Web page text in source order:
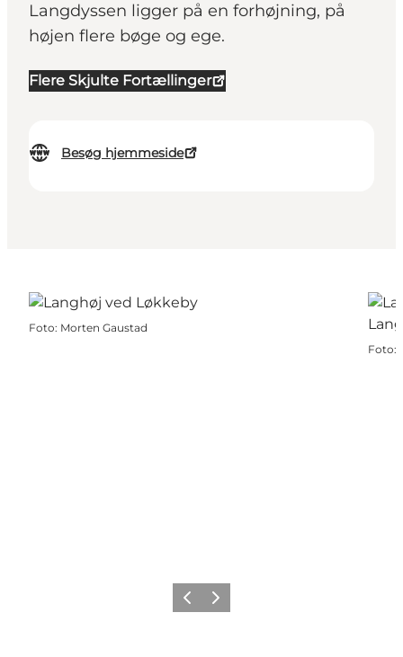
Langdyssen ligger på en forhøjning, på
højen flere bøge og ege.
Flere Skjulte Fortællinger
Besøg hjemmeside
Foto: Morten Gaustad
Foto:
ForrigeNæste